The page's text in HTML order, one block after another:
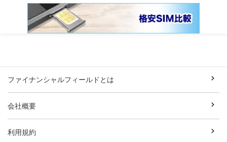
ファイナンシャルフィールドとは
会社概要
利用規約